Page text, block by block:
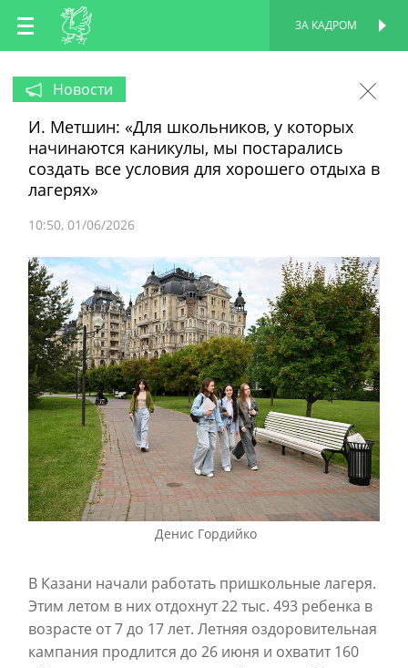
RU
EN
ЗА КАДРОМ
Новости
И. Метшин: «Для школьников, у которых
начинаются каникулы, мы постарались
создать все условия для хорошего отдыха в
лагерях»
10:50 01/06/2026
Денис Гордийко
В Казани начали работать пришкольные лагеря.
Этим летом в них отдохнут 22 тыс. 493 ребенка в
возрасте от 7 до 17 лет. Летняя оздоровительная
кампания продлится до 26 июня и охватит 160
ПЕРСОНАЛЬНАЯ